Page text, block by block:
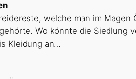
welche man im
Wo könnte die Siedlung
Kleidung an…